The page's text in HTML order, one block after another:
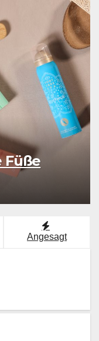
Angesagt